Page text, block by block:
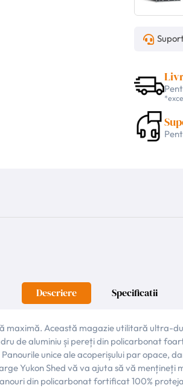
Descriere Specificatii
maximă. Această magazie utilitară
de aluminiu și pereți din policarbonat
unice ale acoperișului par opace,
Yukon Shed vă va ajuta să vă
din policarbonat fortificat 100%